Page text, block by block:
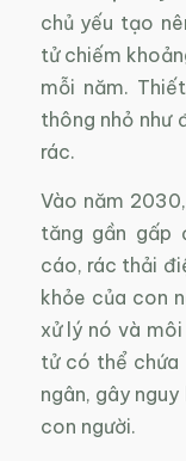
chủ yếu tạo
tử chiếm
mỗi năm.
thông nhỏ như
rác.
Vào năm
tăng gần gấp
cáo, rác thải
khỏe của con
xử lý nó và
tử có thể chứa
ngân, gây
con người.